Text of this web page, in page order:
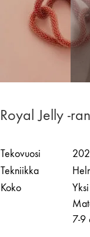
Royal Jelly -
Tekovuosi
Tekniikka
Koko
7-9